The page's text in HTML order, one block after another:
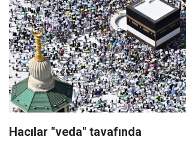
Hacılar "veda" tavafında